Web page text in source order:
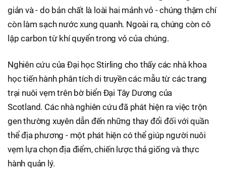
giản và - do bản chất là loài hai mảnh vỏ - chúng thậm chí
còn làm sạch nước xung quanh. Ngoài ra, chúng còn cô
lập carbon từ khí quyển trong vỏ của chúng.
Nghiên cứu của Đại học Stirling cho thấy các nhà khoa
học tiến hành phân tích di truyền các mẫu từ các trang
trại nuôi vẹm trên bờ biển Đại Tây Dương của
Scotland. Các nhà nghiên cứu đã phát hiện ra việc trộn
gen thường xuyên dẫn đến những thay đổi đối với quần
thể địa phương - một phát hiện có thể giúp người nuôi
vẹm lựa chọn địa điểm, chiến lược thả giống và thực
hành quản lý.